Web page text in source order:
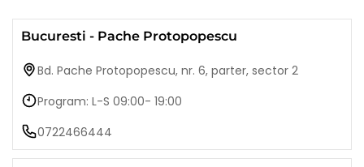
Bucuresti - Pache Protopopescu
Bd. Pache Protopopescu, nr. 6, parter, sector 2
Program: L-S 09:00- 19:00
0722466444